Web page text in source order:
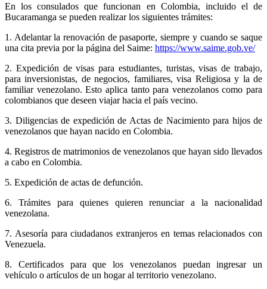
En los consulados que funcionan en Colombia, incluido el de
Bucaramanga se pueden realizar los siguientes trámites:
1. Adelantar la renovación de pasaporte, siempre y cuando se saque
una cita previa por la página del Saime: https://www.saime.gob.ve/
2. Expedición de visas para estudiantes, turistas, visas de trabajo,
para inversionistas, de negocios, familiares, visa Religiosa y la de
familiar venezolano. Esto aplica tanto para venezolanos como para
colombianos que deseen viajar hacia el país vecino.
3. Diligencias de expedición de Actas de Nacimiento para hijos de
venezolanos que hayan nacido en Colombia.
4. Registros de matrimonios de venezolanos que hayan sido llevados
a cabo en Colombia.
5. Expedición de actas de defunción.
6. Trámites para quienes quieren renunciar a la nacionalidad
venezolana.
7. Asesoría para ciudadanos extranjeros en temas relacionados con
Venezuela.
8. Certificados para que los venezolanos puedan ingresar un
vehículo o artículos de un hogar al territorio venezolano.